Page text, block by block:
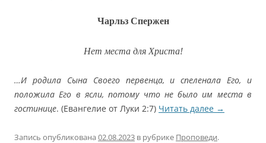
Чарльз Спержен
Нет места для Христа!
…И родила Сына Своего первенца, и спеленала Его, и
положила Его в ясли, потому что не было им места в
гостинице. (Евангелие от Луки 2:7) Читать далее →
Запись опубликована 02.08.2023 в рубрике Проповеди.